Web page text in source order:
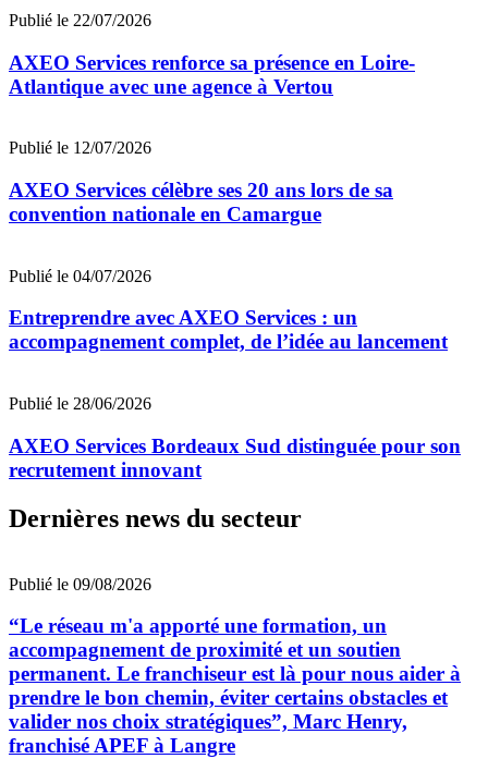
Publié le 22/07/2026
AXEO Services renforce sa présence en Loire-
Atlantique avec une agence à Vertou
Publié le 12/07/2026
AXEO Services célèbre ses 20 ans lors de sa
convention nationale en Camargue
Publié le 04/07/2026
Entreprendre avec AXEO Services : un
accompagnement complet, de l’idée au lancement
Publié le 28/06/2026
AXEO Services Bordeaux Sud distinguée pour son
recrutement innovant
Dernières news du secteur
Publié le 09/08/2026
“Le réseau m'a apporté une formation, un
accompagnement de proximité et un soutien
permanent. Le franchiseur est là pour nous aider à
prendre le bon chemin, éviter certains obstacles et
valider nos choix stratégiques”, Marc Henry,
franchisé APEF à Langre